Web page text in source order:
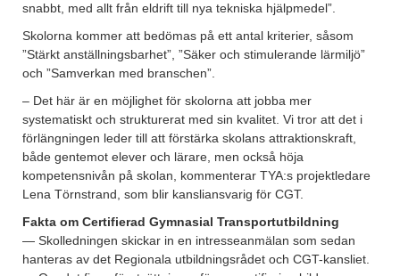
snabbt, med allt från eldrift till nya tekniska hjälpmedel”.
Skolorna kommer att bedömas på ett antal kriterier, såsom
”Stärkt anställningsbarhet”, ”Säker och stimulerande lärmiljö”
och ”Samverkan med branschen”.
– Det här är en möjlighet för skolorna att jobba mer
systematiskt och strukturerat med sin kvalitet. Vi tror att det i
förlängningen leder till att förstärka skolans attraktionskraft,
både gentemot elever och lärare, men också höja
kompetensnivån på skolan, kommenterar TYA:s projektledare
Lena Törnstrand, som blir kansliansvarig för CGT.
Fakta om Certifierad Gymnasial Transportutbildning
— Skolledningen skickar in en intresseanmälan som sedan
hanteras av det Regionala utbildningsrådet och CGT-kansliet.